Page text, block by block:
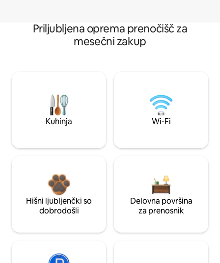
Priljubljena oprema prenočišč za
mesečni zakup
Kuhinja Wi-Fi
Hišni ljubljenčki so
dobrodošli
Delovna površina
za prenosnik